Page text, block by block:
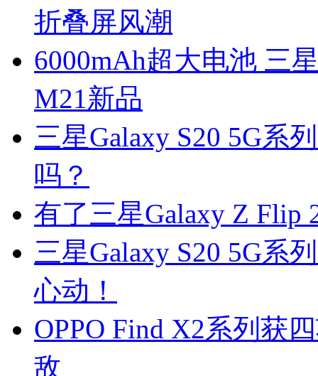
折叠屏风潮
6000mAh超大电池 三
M21新品
三星Galaxy S20 5G系
吗？
有了三星Galaxy Z Flip
三星Galaxy S20 5G系
心动！
OPPO Find X2系列获
敌